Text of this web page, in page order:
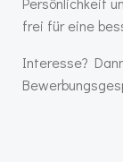
frei für eine
Interesse?